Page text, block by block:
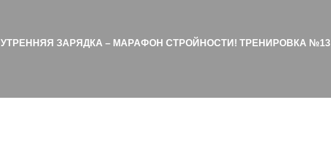
УТРЕННЯЯ ЗАРЯДКА – МАРАФОН СТРОЙНОСТИ! ТРЕНИРОВКА №13